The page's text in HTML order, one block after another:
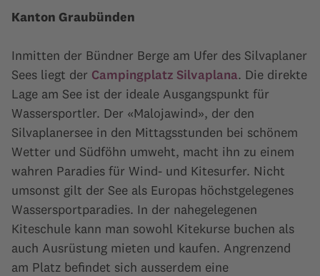
Kanton Graubünden
Inmitten der Bündner Berge am Ufer des Silvaplaner
Sees liegt der Campingplatz Silvaplana. Die direkte
Lage am See ist der ideale Ausgangspunkt für
Wassersportler. Der «Malojawind», der den
Silvaplanersee in den Mittagsstunden bei schönem
Wetter und Südföhn umweht, macht ihn zu einem
wahren Paradies für Wind- und Kitesurfer. Nicht
umsonst gilt der See als Europas höchstgelegenes
Wassersportparadies. In der nahegelegenen
Kiteschule kann man sowohl Kitekurse buchen als
auch Ausrüstung mieten und kaufen. Angrenzend
am Platz befindet sich ausserdem eine